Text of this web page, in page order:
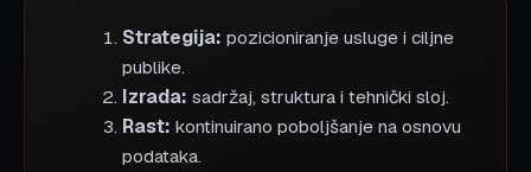
Strategija: pozicioniranje usluge i ciljne
publike.
Izrada: sadržaj, struktura i tehnički sloj.
Rast: kontinuirano poboljšanje na osnovu
podataka.